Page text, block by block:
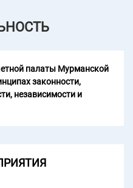
палаты Мурманской
законности,
независимости и